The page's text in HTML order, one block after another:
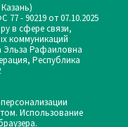
- 90219 от 07.10.2025
в сфере связи,
коммуникаций
Эльза Рафаиловна
Республика
Использование